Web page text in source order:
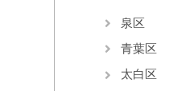
泉区
青葉区
太白区